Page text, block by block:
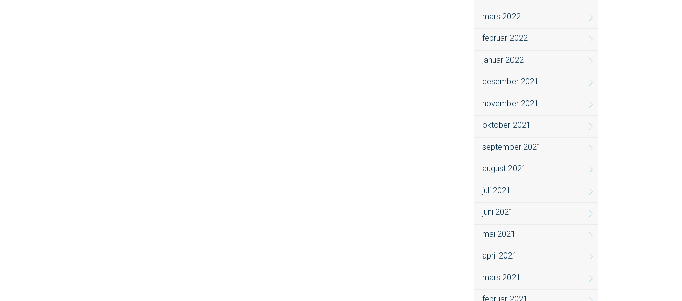
mars 2022
februar 2022
januar 2022
desember 2021
november 2021
oktober 2021
september 2021
august 2021
juli 2021
juni 2021
mai 2021
april 2021
mars 2021